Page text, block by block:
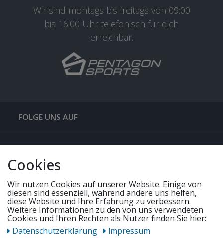
Wir sind montags bis freitags von 09:00
bis 16:00 Uhr telefonisch für dich
erreichbar.
FOLGE UNS AUF
QUICKLINKS & TIPPS
UNSERE ANGEBOTE
Cookies
Wir nutzen Cookies auf unserer Website. Einige von
diesen sind essenziell, während andere uns helfen,
diese Website und Ihre Erfahrung zu verbessern.
Weitere Informationen zu den von uns verwendeten
Cookies und Ihren Rechten als Nutzer finden Sie hier:
Daten­schutz­erklärung
Impressum